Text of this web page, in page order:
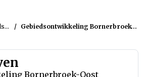
Gebiedsontwikkeling Bornerbroek-Oost vaststelling Nota van Uitgangspunten en ontheffing voorkeursrecht
Bornerbroek-Oost